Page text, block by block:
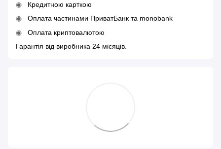
Кредитною карткою
Оплата частинами ПриватБанк та monobank
Оплата криптовалютою
Гарантія від виробника 24 місяців.